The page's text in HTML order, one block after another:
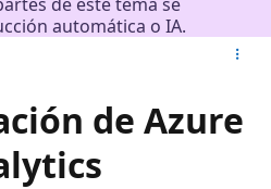
automática o IA.
de Azure